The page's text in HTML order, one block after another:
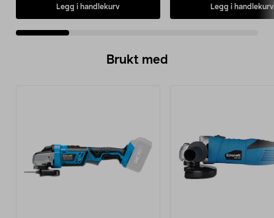
Legg i handlekurv Legg i handlekurv
Brukt med